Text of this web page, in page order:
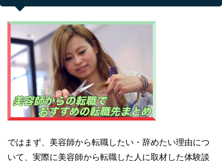
ではまず、美容師から転職したい・辞めたい理由につ
いて、実際に美容師から転職した人に取材した体験談